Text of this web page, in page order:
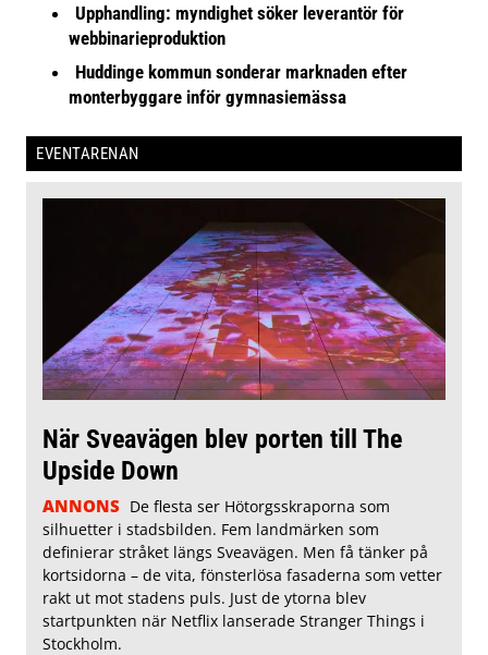
Upphandling: myndighet söker leverantör för
webbinarieproduktion
Huddinge kommun sonderar marknaden efter
monterbyggare inför gymnasiemässa
EVENTARENAN
När Sveavägen blev porten till The
Upside Down
ANNONS De flesta ser Hötorgsskraporna som
silhuetter i stadsbilden. Fem landmärken som
definierar stråket längs Sveavägen. Men få tänker på
kortsidorna – de vita, fönsterlösa fasaderna som vetter
rakt ut mot stadens puls. Just de ytorna blev
startpunkten när Netflix lanserade Stranger Things i
Stockholm.